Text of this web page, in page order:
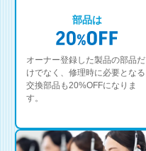
部品は
オーナー登録した製品の部品だ
けでなく、修理時に必要となる
交換部品も20%OFFになりま
す。